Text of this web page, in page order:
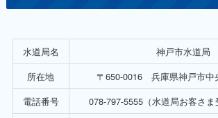
水道局名
神戸市水道局
所在地
〒650-0016 兵庫県神戸市中
電話番号
078-797-5555（水道局お客さま